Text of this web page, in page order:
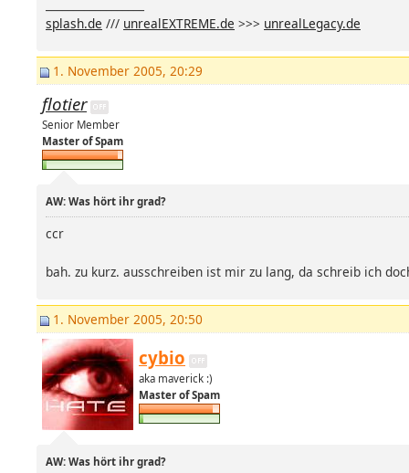
splash.de /// unrealEXTREME.de >>> unrealLegacy.de
1. November 2005, 20:29
flotier
Senior Member
Master of Spam
AW: Was hört ihr grad?
ccr
bah. zu kurz. ausschreiben ist mir zu lang, da schreib ich
1. November 2005, 20:50
cybio
aka maverick :)
Master of Spam
AW: Was hört ihr grad?